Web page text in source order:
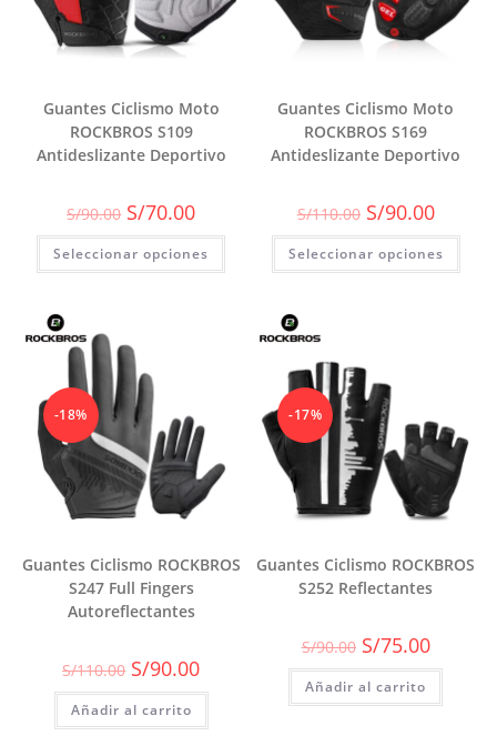
Guantes Ciclismo Moto
ROCKBROS S109
Antideslizante Deportivo
S/90.00 El
precio
original
era:
S/90.00.
S/70.00El
actual
es:
S/70.00.
Seleccionar opciones
Guantes Ciclismo Moto
ROCKBROS S169
Antideslizante Deportivo
S/110.00 El
precio
original
era:
S/110.00.
S/90.00El
precio
actual
es:
S/90.00.
Seleccionar opciones
-18%
Guantes Ciclismo ROCKBROS
S247 Full Fingers
Autoreflectantes
S/110.00 El
precio
original
era:
S/110.00.
S/90.00El
actual
S/90.00.
Añadir al carrito
-17%
Guantes Ciclismo ROCKBROS
S252 Reflectantes
S/90.00 El
precio
original
era:
S/90.00.
S/75.00El
precio
actual
S/75.00.
Añadir al carrito